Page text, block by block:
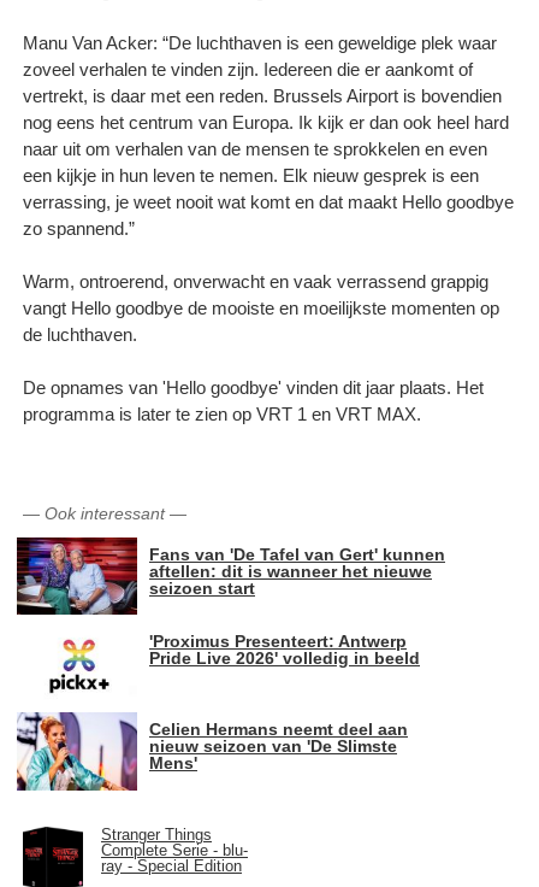
Manu Van Acker: “De luchthaven is een geweldige plek waar
zoveel verhalen te vinden zijn. Iedereen die er aankomt of
vertrekt, is daar met een reden. Brussels Airport is bovendien
nog eens het centrum van Europa. Ik kijk er dan ook heel hard
naar uit om verhalen van de mensen te sprokkelen en even
een kijkje in hun leven te nemen. Elk nieuw gesprek is een
verrassing, je weet nooit wat komt en dat maakt Hello goodbye
zo spannend.”
Warm, ontroerend, onverwacht en vaak verrassend grappig
vangt Hello goodbye de mooiste en moeilijkste momenten op
de luchthaven.
De opnames van 'Hello goodbye' vinden dit jaar plaats. Het
programma is later te zien op VRT 1 en VRT MAX.
— Ook interessant—
Fans van 'De Tafel van Gert' kunnen
aftellen: dit is wanneer het nieuwe
seizoen start
'Proximus Presenteert: Antwerp
Pride Live 2026' volledig in beeld
Celien Hermans neemt deel aan
nieuw seizoen van 'De Slimste
Mens'
Stranger Things
Complete Serie - blu-
ray - Special Edition